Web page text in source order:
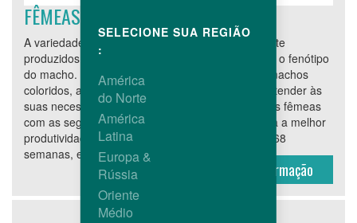
FÊMEAS RECESSIVAS
A variedade recessiva permite que frangos de corte
produzidos a partir desses reprodutores possuam o fenótipo
do macho. Oferecendo uma vasta variedade de machos
coloridos, a Hubbard certamente será capaz de atender às
suas necessidades. Esta variedade apresenta dois fêmeas
com as seguintes características: JA 57 Ki: mostra a melhor
produtividade da matriz, com mais de 227 OA as 68
semanas, e permite que o frango de corte seja...
Mais Informação
SELECIONE SUA REGIÃO
:
América
do Norte
América
Latina
Europa &
Rússia
Oriente
Médio